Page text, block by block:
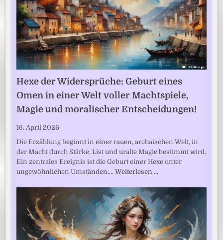
Hexe der Widersprüche: Geburt eines
Omen in einer Welt voller Machtspiele,
Magie und moralischer Entscheidungen!
16. April 2026
Die Erzählung beginnt in einer rauen, archaischen Welt, in
der Macht durch Stärke, List und uralte Magie bestimmt wird.
Ein zentrales Ereignis ist die Geburt einer Hexe unter
ungewöhnlichen Umständen:…Weiterlesen …